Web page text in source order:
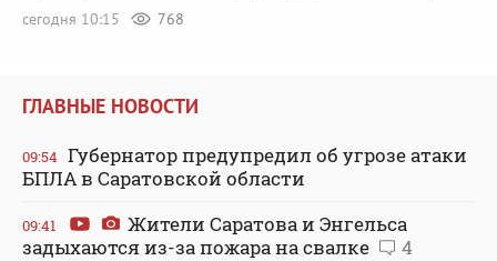
сегодня 10:15
768
ГЛАВНЫЕ НОВОСТИ
09:54 Губернатор предупредил об угрозе атаки
БПЛА в Саратовской области
09:41
Жители Саратова и Энгельса
задыхаются из-за пожара на свалке
4